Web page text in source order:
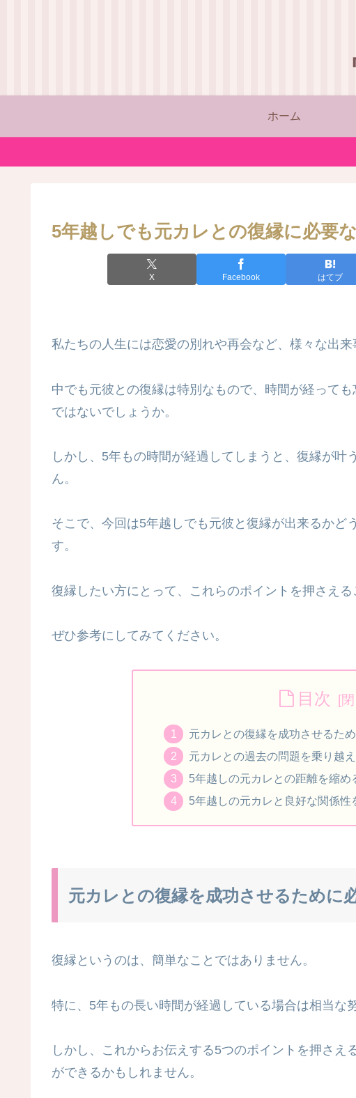
ホーム
5年越しでも元カレとの復縁に必要
X Facebook はてブ
私たちの人生には恋愛の別れや再会など、様々な出来
中でも元彼との復縁は特別なもので、時間が経って
ではないでしょうか。
しかし、5年もの時間が経過してしまうと、復縁が
ん。
そこで、今回は5年越しでも元彼と復縁が出来るかど
す。
復縁したい方にとって、これらのポイントを押さえ
ぜひ参考にしてみてください。
目次
元カレとの復縁を成功させるた
元カレとの過去の問題を乗り越
5年越しの元カレとの距離を縮
5年越しの元カレと良好な関係性
元カレとの復縁を成功させるために
復縁というのは、簡単なことではありません。
特に、5年もの長い時間が経過している場合は相当な
しかし、これからお伝えする5つのポイントを押さえ
ができるかもしれません。